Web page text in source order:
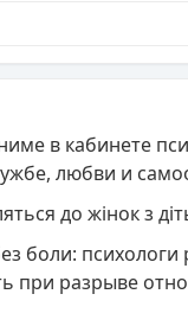
в кабинете
любви и
до жінок з
боли: психологи
при разрыве